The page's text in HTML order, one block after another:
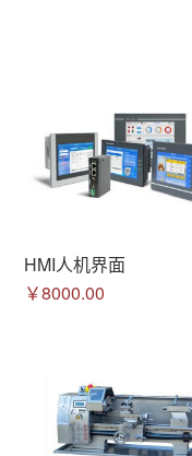
HMI人机界面
￥8000.00